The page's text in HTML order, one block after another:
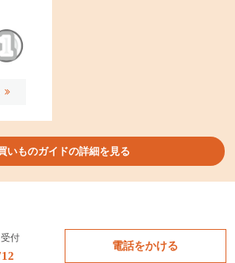
いものガイドの詳細を見る
付
電話をかける